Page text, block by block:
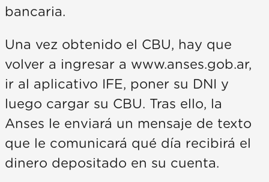
bancaria.
Una vez obtenido el CBU, hay que
volver a ingresar a www.anses.gob.ar,
ir al aplicativo IFE, poner su DNI y
luego cargar su CBU. Tras ello, la
Anses le enviará un mensaje de texto
que le comunicará qué día recibirá el
dinero depositado en su cuenta.